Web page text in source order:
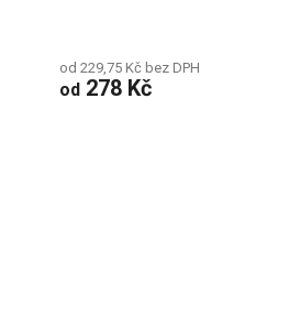
od 229,75 Kč bez DPH
od 278 Kč